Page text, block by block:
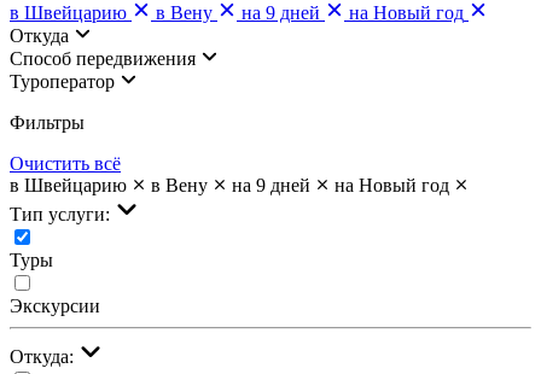
в Швейцарию
в Вену на 9 дней
на Новый год
Откуда
Cпособ передвижения
Туроператор
Фильтры
Очистить всё
в Швейцарию
в Вену на 9 дней
на Новый год
Тип услуги:
Туры
Экскурсии
Откуда: